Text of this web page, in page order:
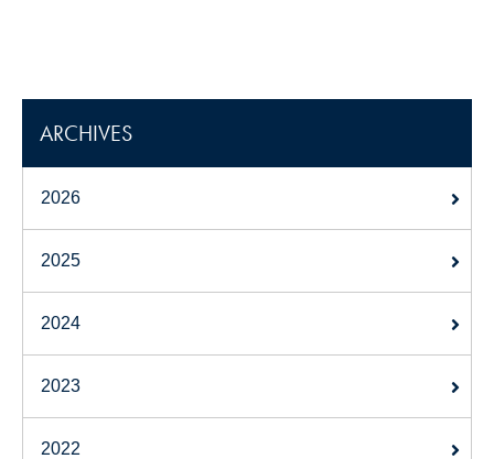
ARCHIVES
2026
2025
2024
2023
2022